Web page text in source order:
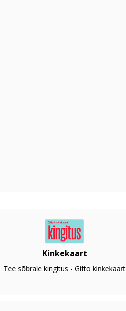
Kinkekaart
Tee sõbrale kingitus - Gifto kinkekaart